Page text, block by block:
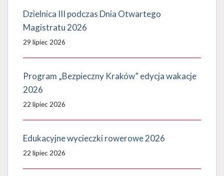
Dzielnica III podczas Dnia Otwartego
Magistratu 2026
29 lipiec 2026
Program „Bezpieczny Kraków” edycja wakacje
2026
22 lipiec 2026
Edukacyjne wycieczki rowerowe 2026
22 lipiec 2026